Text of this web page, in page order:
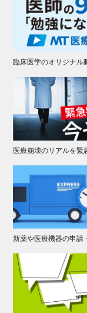
臨床医学のオリジナル
医療崩壊のリアルを緊
新薬や医療機器の申請